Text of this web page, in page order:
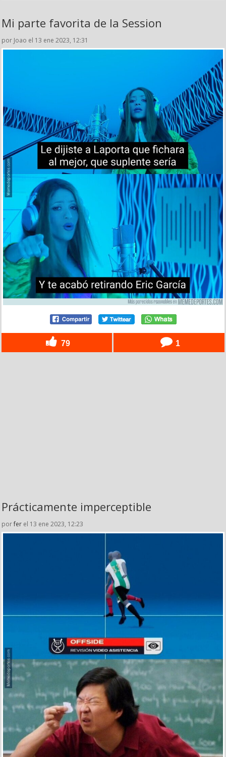
Mi parte favorita de la Session
por Joao el 13 ene 2023, 12:31
79 1
Prácticamente imperceptible
porfer el 13 ene 2023, 12:23